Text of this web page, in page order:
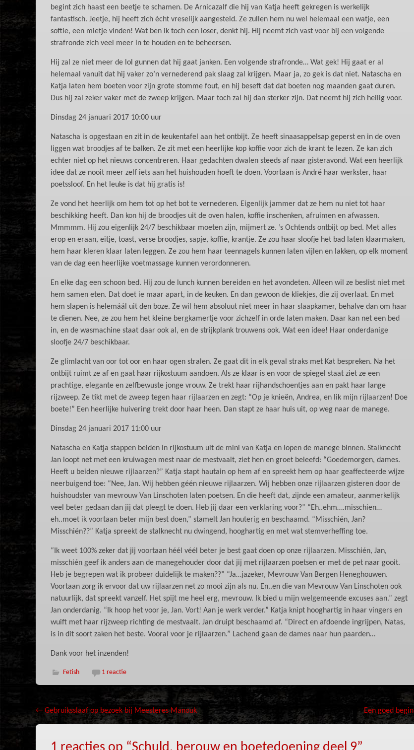
begint zich haast een beetje te schamen. De Arnicazalf die hij van Katja heeft gekregen is werkelijk
fantastisch. Jeetje, hij heeft zich écht vreselijk aangesteld. Ze zullen hem nu wel helemaal een watje, een
softie, een mietje vinden! Wat ben ik toch een loser, denkt hij. Hij neemt zich vast voor bij een volgende
strafronde zich veel meer in te houden en te beheersen.
Hij zal ze niet meer de lol gunnen dat hij gaat janken. Een volgende strafronde… Wat gek! Hij gaat er al
helemaal vanuit dat hij vaker zo’n vernederend pak slaag zal krijgen. Maar ja, zo gek is dat niet. Natascha en
Katja laten hem boeten voor zijn grote stomme fout, en hij beseft dat dat boeten nog maanden gaat duren.
Dus hij zal zeker vaker met de zweep krijgen. Maar toch zal hij dan sterker zijn. Dat neemt hij zich heilig voor.
Dinsdag 24 januari 2017 10:00 uur
Natascha is opgestaan en zit in de keukentafel aan het ontbijt. Ze heeft sinaasappelsap geperst en in de oven
liggen wat broodjes af te balken. Ze zit met een heerlijke kop koffie voor zich de krant te lezen. Ze kan zich
echter niet op het nieuws concentreren. Haar gedachten dwalen steeds af naar gisteravond. Wat een heerlijk
idee dat ze nooit meer zelf iets aan het huishouden hoeft te doen. Voortaan is André haar werkster, haar
poetssloof. En het leuke is dat hij gratis is!
Ze vond het heerlijk om hem tot op het bot te vernederen. Eigenlijk jammer dat ze hem nu niet tot haar
beschikking heeft. Dan kon hij de broodjes uit de oven halen, koffie inschenken, afruimen en afwassen.
Mmmmm. Hij zou eigenlijk 24/7 beschikbaar moeten zijn, mijmert ze. ’s Ochtends ontbijt op bed. Met alles
erop en eraan, eitje, toast, verse broodjes, sapje, koffie, krantje. Ze zou haar sloofje het bad laten klaarmaken,
hem haar kleren klaar laten leggen. Ze zou hem haar teennagels kunnen laten vijlen en lakken, op elk moment
van de dag een heerlijke voetmassage kunnen verordonneren.
En elke dag een schoon bed. Hij zou de lunch kunnen bereiden en het avondeten. Alleen wil ze beslist niet met
hem samen eten. Dat doet ie maar apart, in de keuken. En dan gewoon de kliekjes, die zij overlaat. En met
hem slapen is helemáál uit den boze. Ze wil hem absoluut niet meer in haar slaapkamer, behalve dan om haar
te dienen. Nee, ze zou hem het kleine bergkamertje voor zichzelf in orde laten maken. Daar kan net een bed
in, en de wasmachine staat daar ook al, en de strijkplank trouwens ook. Wat een idee! Haar onderdanige
sloofje 24/7 beschikbaar.
Ze glimlacht van oor tot oor en haar ogen stralen. Ze gaat dit in elk geval straks met Kat bespreken. Na het
ontbijt ruimt ze af en gaat haar rijkostuum aandoen. Als ze klaar is en voor de spiegel staat ziet ze een
prachtige, elegante en zelfbewuste jonge vrouw. Ze trekt haar rijhandschoentjes aan en pakt haar lange
rijzweep. Ze tikt met de zweep tegen haar rijlaarzen en zegt: “Op je knieën, Andrea, en lik mijn rijlaarzen! Doe
boete!” Een heerlijke huivering trekt door haar heen. Dan stapt ze haar huis uit, op weg naar de manege.
Dinsdag 24 januari 2017 11:00 uur
Natascha en Katja stappen beiden in rijkostuum uit de mini van Katja en lopen de manege binnen. Stalknecht
Jan loopt net met een kruiwagen mest naar de mestvaalt, ziet hen en groet beleefd: “Goedemorgen, dames.
Heeft u beiden nieuwe rijlaarzen?” Katja stapt hautain op hem af en spreekt hem op haar geaffecteerde wijze
neerbuigend toe: “Nee, Jan. Wij hebben géén nieuwe rijlaarzen. Wij hebben onze rijlaarzen gisteren door de
huishoudster van mevrouw Van Linschoten laten poetsen. En die heeft dat, zijnde een amateur, aanmerkelijk
veel beter gedaan dan jij dat pleegt te doen. Heb jij daar een verklaring voor?” “Eh..ehm….misschien…
eh..moet ik voortaan beter mijn best doen,” stamelt Jan houterig en beschaamd. “Misschién, Jan?
Misschién??” Katja spreekt de stalknecht nu dwingend, hooghartig en met wat stemverheffing toe.
“Ik weet 100% zeker dat jij voortaan héél véél beter je best gaat doen op onze rijlaarzen. Misschién, Jan,
misschién geef ik anders aan de manegehouder door dat jij met rijlaarzen poetsen er met de pet naar gooit.
Heb je begrepen wat ik probeer duidelijk te maken??” “Ja…jazeker, Mevrouw Van Bergen Heneghouwen.
Voortaan zorg ik ervoor dat uw rijlaarzen net zo mooi zijn als nu. En..en die van Mevrouw Van Linschoten ook
natuurlijk, dat spreekt vanzelf. Het spijt me heel erg, mevrouw. Ik bied u mijn welgemeende excuses aan.” zegt
Jan onderdanig. “Ik hoop het voor je, Jan. Vort! Aan je werk verder.” Katja knipt hooghartig in haar vingers en
wuift met haar rijzweep richting de mestvaalt. Jan druipt beschaamd af. “Direct en afdoende ingrijpen, Natas,
is in dit soort zaken het beste. Vooral voor je rijlaarzen.” Lachend gaan de dames naar hun paarden…
Dank voor het inzenden!
Fetish 1 reactie
Bericht
navigatie
← Gebruiksslaaf op bezoek bij Meesteres Manouk Een goed begin